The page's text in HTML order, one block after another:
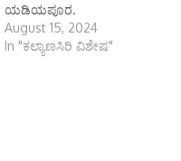
ಯಡಿಯಪೂರ.
August 15, 2024
In "ಕಲ್ಯಾಣಸಿರಿ ವಿಶೇಷ"